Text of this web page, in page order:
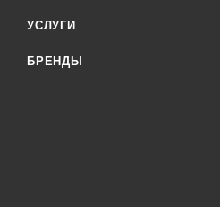
УСЛУГИ
БРЕНДЫ